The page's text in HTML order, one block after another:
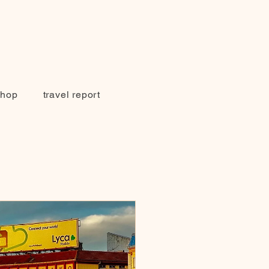
travel report